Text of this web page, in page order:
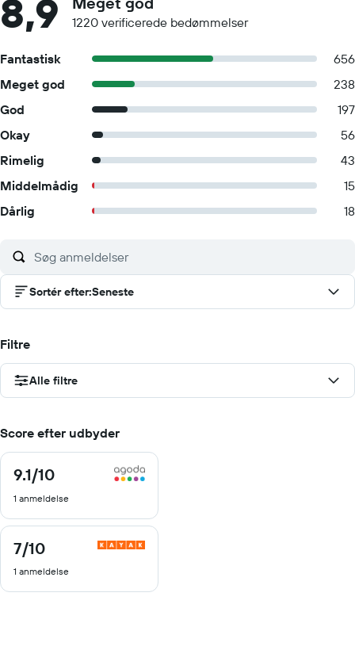
8,9 1220 verificerede bedømmelser
Fantastisk
656
Meget god
238
God
197
Okay
56
Rimelig
43
Middelmådig
15
Dårlig
18
Sortér efter:Seneste
Filtre
Alle filtre
Score efter udbyder
9.1/10
9.1
af
1 anmeldelse
7/10
7
ud
af
1 anmeldelse